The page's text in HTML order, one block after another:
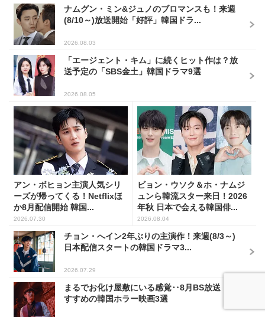
ナムグン・ミン&ジュノのブロマンスも！来週
(8/10～)放送開始「好評」韓国ドラ...
2026.08.03
「エージェント・キム」に続くヒット作は？放
送予定の「SBS金土」韓国ドラマ9選
2026.08.05
アン・ボヒョン主演人気シリ
ーズが帰ってくる！Netflixほ
か8月配信開始 韓国...
2026.07.30
ビョン・ウソク＆ホ・ナムジ
ュンら韓流スター来日！2026
年秋 日本で会える韓国俳...
2026.08.04
チョン・へイン2年ぶりの主演作！来週(8/3～)
日本配信スタートの韓国ドラマ3...
2026.07.29
まるでお化け屋敷にいる感覚‥8月BS放送 お
すすめの韓国ホラー映画3選